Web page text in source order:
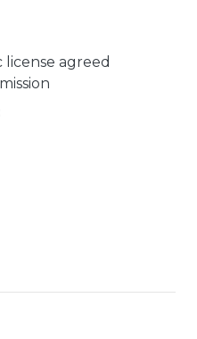
license agreed